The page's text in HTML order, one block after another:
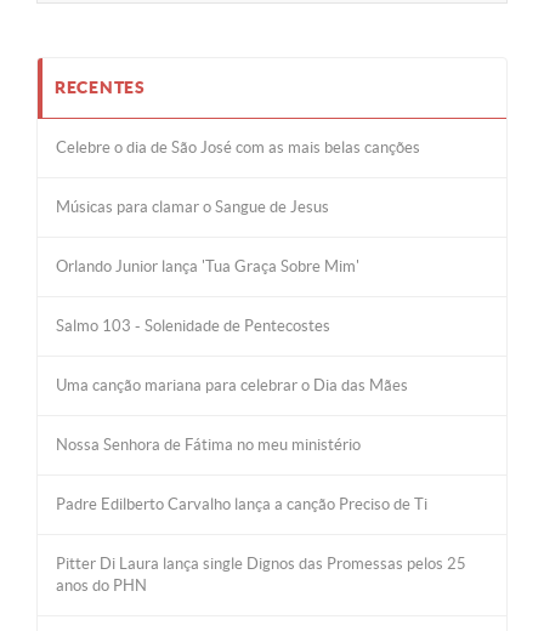
RECENTES
Celebre o dia de São José com as mais belas canções
Músicas para clamar o Sangue de Jesus
Orlando Junior lança 'Tua Graça Sobre Mim'
Salmo 103 - Solenidade de Pentecostes
Uma canção mariana para celebrar o Dia das Mães
Nossa Senhora de Fátima no meu ministério
Padre Edilberto Carvalho lança a canção Preciso de Ti
Pitter Di Laura lança single Dignos das Promessas pelos 25
anos do PHN